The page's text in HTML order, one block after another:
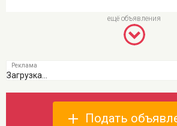
Загрузка...
Подать